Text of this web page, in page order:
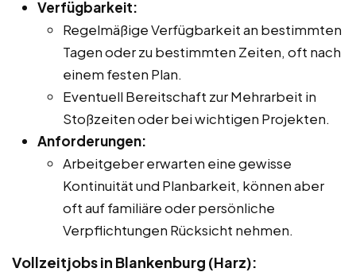
Verfügbarkeit:
Regelmäßige Verfügbarkeit an bestimmten
Tagen oder zu bestimmten Zeiten, oft nach
einem festen Plan.
Eventuell Bereitschaft zur Mehrarbeit in
Stoßzeiten oder bei wichtigen Projekten.
Anforderungen:
Arbeitgeber erwarten eine gewisse
Kontinuität und Planbarkeit, können aber
oft auf familiäre oder persönliche
Verpflichtungen Rücksicht nehmen.
Vollzeitjobs in Blankenburg (Harz):